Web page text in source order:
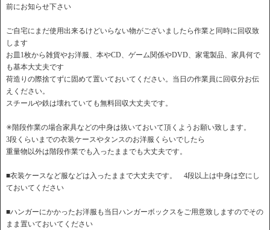
前にお知らせ下さい
ご自宅にまだ使用出来るけどいらない物がございましたら作業と同時に回収致
します
お皿1枚から雑貨やお洋服、本やCD、ゲーム関係やDVD、家電製品、家具何で
も基本大丈夫です
荷造りの際捨てずに固めて置いておいてください。当日の作業員に回収分お伝
えください。
スチールや鉄は壊れていても無料回収大丈夫です。
✳︎階段作業の場合家具などの中身は抜いておいて頂くようお願い致します。
3段くらいまでの衣装ケースやタンスのお洋服くらいでしたら
重量物以外は階段作業でも入ったままでも大丈夫です。
■衣装ケースなど服などは入ったままで大丈夫です。 4段以上は中身は空にし
ておいてください
■ハンガーにかかったお洋服も当日ハンガーボックスをご用意致しますのでその
まま置いておいてください